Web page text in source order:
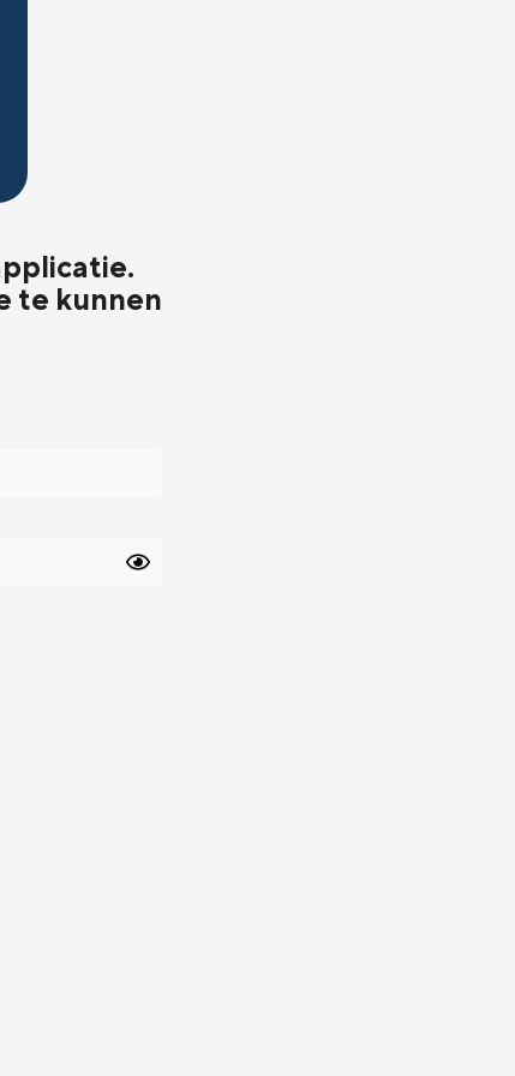
te kunnen